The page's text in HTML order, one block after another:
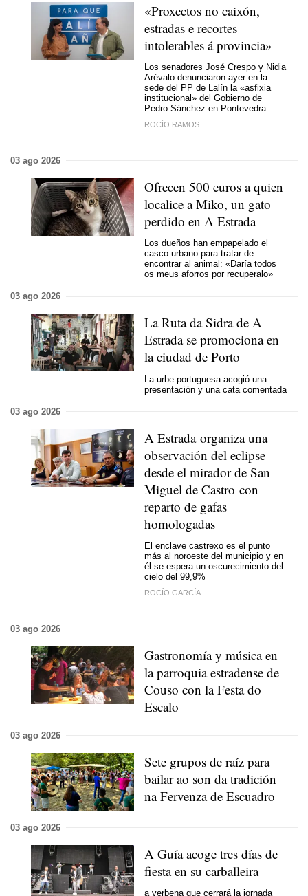
«Proxectos no caixón,
estradas e recortes
intolerables á provincia»
Los senadores José Crespo y Nidia
Arévalo denunciaron ayer en la
sede del PP de Lalín la «asfixia
institucional» del Gobierno de
Pedro Sánchez en Pontevedra
ROCÍO RAMOS
03 ago 2026
Ofrecen 500 euros a quien
localice a Miko, un gato
perdido en A Estrada
Los dueños han empapelado el
casco urbano para tratar de
encontrar al animal: «Daría todos
os meus aforros por recuperalo»
03 ago 2026
La Ruta da Sidra de A
Estrada se promociona en
la ciudad de Porto
La urbe portuguesa acogió una
presentación y una cata comentada
03 ago 2026
A Estrada organiza una
observación del eclipse
desde el mirador de San
Miguel de Castro con
reparto de gafas
homologadas
El enclave castrexo es el punto
más al noroeste del municipio y en
él se espera un oscurecimiento del
cielo del 99,9%
ROCÍO GARCÍA
03 ago 2026
Gastronomía y música en
la parroquia estradense de
Couso con la Festa do
Escalo
03 ago 2026
Sete grupos de raíz para
bailar ao son da tradición
na Fervenza de Escuadro
03 ago 2026
A Guía acoge tres días de
fiesta en su carballeira
a verbena que cerrará la jornada